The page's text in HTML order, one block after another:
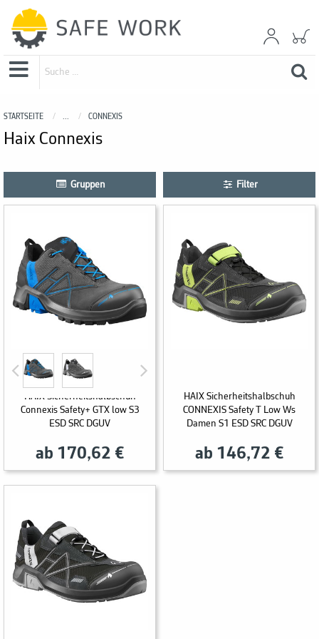
STARTSEITE ... CONNEXIS
Haix Connexis
Gruppen Filter
HAIX Sicherheitshalbschuh
Connexis Safety+ GTX low S3
ESD SRC DGUV
ab 170,62 €
HAIX Sicherheitshalbschuh
CONNEXIS Safety T Low Ws
Damen S1 ESD SRC DGUV
ab 146,72 €